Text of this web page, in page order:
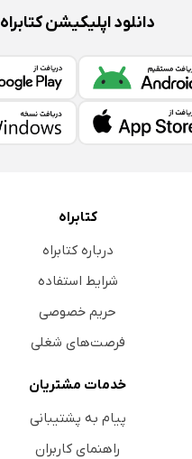
دانلود اپلیکیشن کتابراه
کتابراه
درباره کتابراه
شرایط استفاده
حریم خصوصی
فرصت‌های شغلی
خدمات مشتریان
پیام به پشتیبانی
راهنمای کاربران